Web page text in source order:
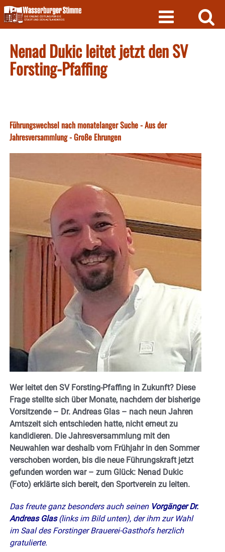
Skip
to
content
Nenad Dukic leitet jetzt den SV
Forsting-Pfaffing
Führungswechsel nach monatelanger Suche - Aus der
Jahresversammlung - Große Ehrungen
Wer leitet den SV Forsting-Pfaffing in Zukunft? Diese
Frage stellte sich über Monate, nachdem der bisherige
Vorsitzende – Dr. Andreas Glas – nach neun Jahren
Amtszeit sich entschieden hatte, nicht erneut zu
kandidieren. Die Jahresversammlung mit den
Neuwahlen war deshalb vom Frühjahr in den Sommer
verschoben worden, bis die neue Führungskraft jetzt
gefunden worden war – zum Glück: Nenad Dukic
(Foto) erklärte sich bereit, den Sportverein zu leiten.
Das freute ganz besonders auch seinen Vorgänger Dr.
Andreas Glas(links im Bild unten), der ihm zur Wahl
im Saal des Forstinger Brauerei-Gasthofs herzlich
gratulierte.